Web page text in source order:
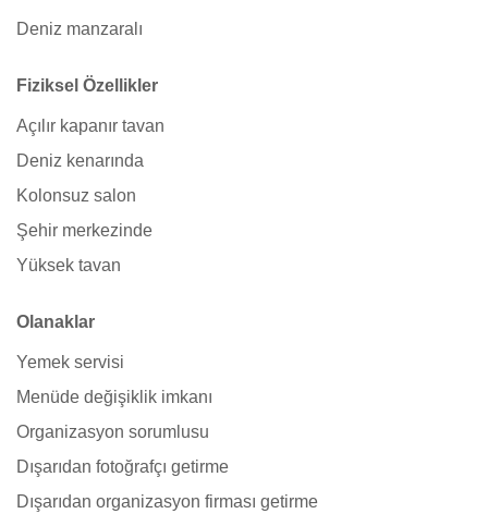
Deniz manzaralı
Fiziksel Özellikler
Açılır kapanır tavan
Deniz kenarında
Kolonsuz salon
Şehir merkezinde
Yüksek tavan
Olanaklar
Yemek servisi
Menüde değişiklik imkanı
Organizasyon sorumlusu
Dışarıdan fotoğrafçı getirme
Dışarıdan organizasyon firması getirme